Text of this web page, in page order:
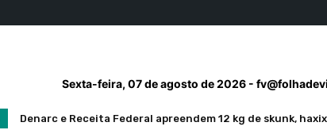
Sexta-feira, 07 de agosto de 2026 -
Denarc e Receita Federal apreendem 12 kg de skunk,
Homem é preso pela Polícia Federal com 1,2 kg de ouro